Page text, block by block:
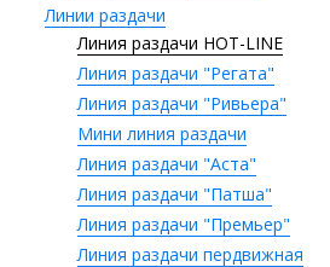
Линии раздачи
Линия раздачи HOT-LINE
Линия раздачи "Регата"
Линия раздачи "Ривьера"
Мини линия раздачи
Линия раздачи "Аста"
Линия раздачи "Патша"
Линия раздачи "Премьер"
Линия раздачи пердвижная